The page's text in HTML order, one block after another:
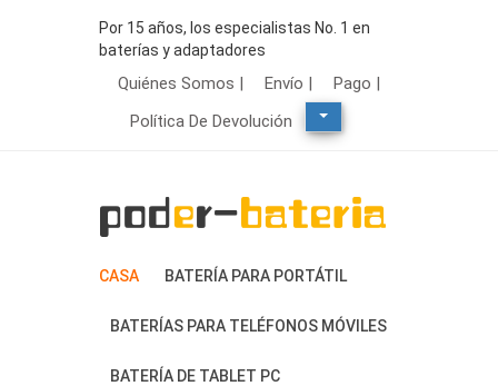
Por 15 años, los especialistas No. 1 en
baterías y adaptadores
Quiénes Somos | Envío |
Pago |
Política De Devolución
CASA BATERÍA PARA PORTÁTIL
BATERÍAS PARA TELÉFONOS MÓVILES
BATERÍA DE TABLET PC